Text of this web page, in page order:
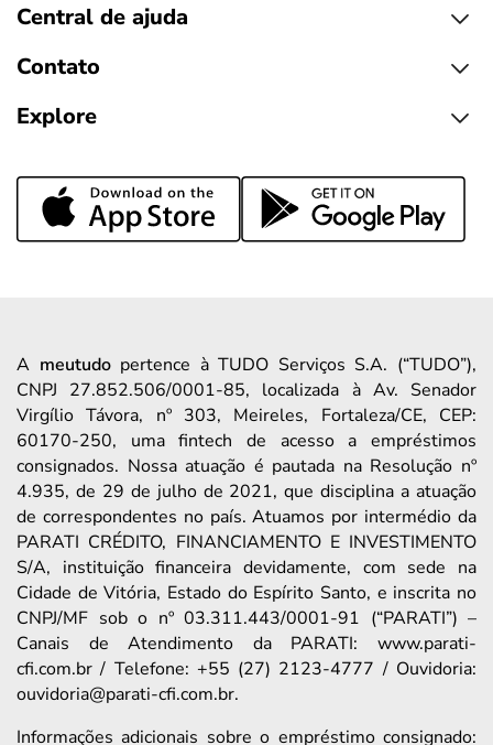
Central de ajuda
Contato
Explore
A meutudopertence à TUDO Serviços S.A. (“TUDO”),
CNPJ 27.852.506/0001-85, localizada à Av. Senador
Virgílio Távora, nº 303, Meireles, Fortaleza/CE, CEP:
60170-250, uma fintech de acesso a empréstimos
consignados. Nossa atuação é pautada na Resolução nº
4.935, de 29 de julho de 2021, que disciplina a atuação
de correspondentes no país. Atuamos por intermédio da
PARATI CRÉDITO, FINANCIAMENTO E INVESTIMENTO
S/A, instituição financeira devidamente, com sede na
Cidade de Vitória, Estado do Espírito Santo, e inscrita no
CNPJ/MF sob o nº 03.311.443/0001-91 (“PARATI”) –
Canais de Atendimento da PARATI: www.parati-
cfi.com.br / Telefone: +55 (27) 2123-4777 / Ouvidoria:
ouvidoria@parati-cfi.com.br.
Informações adicionais sobre o empréstimo consignado: